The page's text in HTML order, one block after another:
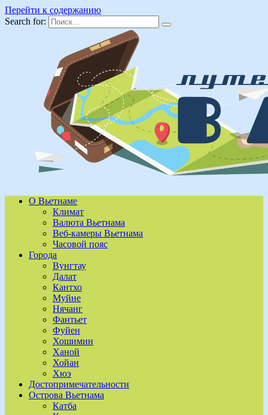
Перейти к содержанию
Search for:
О Вьетнаме
Климат
Валюта Вьетнама
Веб-камеры Вьетнама
Часовой пояс
Города
Вунгтау
Далат
Кантхо
Муйне
Нячанг
Фантьет
Фуйен
Хошимин
Ханой
Хойан
Хюэ
Достопримечательности
Острова Вьетнама
Катба